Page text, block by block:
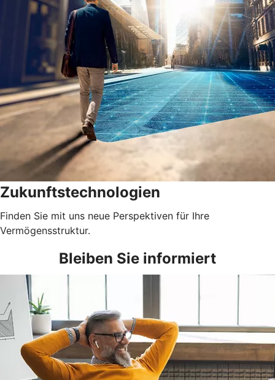
Zukunftstechnologien
Finden Sie mit uns neue Perspektiven für Ihre
Vermögensstruktur.
Bleiben Sie informiert